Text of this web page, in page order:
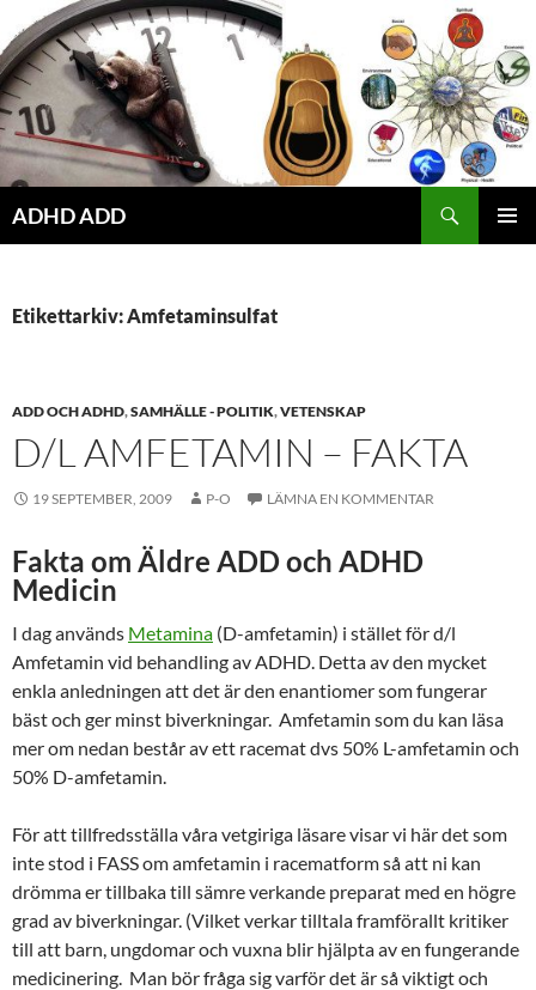
Hoppa
till
innehåll
ADHD ADD
Etikettarkiv: Amfetaminsulfat
ADD OCH ADHD,SAMHÄLLE - POLITIK,VETENSKAP
D/L AMFETAMIN – FAKTA
19 SEPTEMBER, 2009 P-O LÄMNA EN KOMMENTAR
Fakta om Äldre ADD och ADHD
Medicin
I dag används Metamina (D-amfetamin) i stället för d/l
Amfetamin vid behandling av ADHD. Detta av den mycket
enkla anledningen att det är den enantiomer som fungerar
bäst och ger minst biverkningar. Amfetamin som du kan läsa
mer om nedan består av ett racemat dvs 50% L-amfetamin och
50% D-amfetamin.
För att tillfredsställa våra vetgiriga läsare visar vi här det som
inte stod i FASS om amfetamin i racematform så att ni kan
drömma er tillbaka till sämre verkande preparat med en högre
grad av biverkningar. (Vilket verkar tilltala framförallt kritiker
till att barn, ungdomar och vuxna blir hjälpta av en fungerande
medicinering. Man bör fråga sig varför det är så viktigt och